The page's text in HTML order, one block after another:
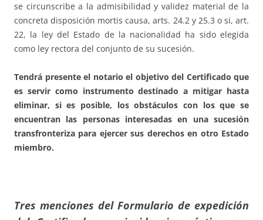
se circunscribe a la admisibilidad y validez material de la
concreta disposición mortis causa, arts. 24.2 y 25.3 o si, art.
22, la ley del Estado de la nacionalidad ha sido elegida
como ley rectora del conjunto de su sucesión.
Tendrá presente el notario el objetivo del Certificado que
es servir como instrumento destinado a mitigar hasta
eliminar, si es posible, los obstáculos con los que se
encuentran las personas interesadas en una sucesión
transfronteriza para ejercer sus derechos en otro Estado
miembro.
Tres menciones del Formulario de expedición